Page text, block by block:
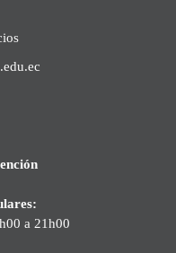
a 21h00